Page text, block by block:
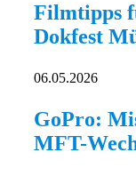
Filmtipps
Dokfest
06.05.2026
GoPro:
MFT-